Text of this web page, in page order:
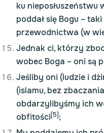
ku nieposłuszeństwu
poddał się Bogu –
przewodnictwa (w
Jednak ci, którzy
wobec Boga – oni są
Jeśliby oni (ludzie i
(islamu, bez
obdarzylibyśmy ich
obfitości[5];